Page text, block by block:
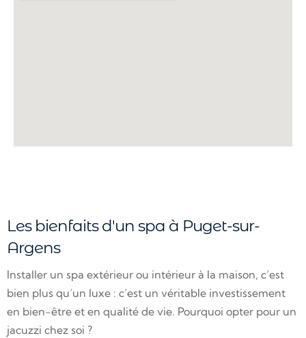
Les bienfaits d'un spa à Puget-sur-
Argens
Installer un spa extérieur ou intérieur à la maison, c’est
bien plus qu’un luxe : c’est un véritable investissement
en bien-être et en qualité de vie. Pourquoi opter pour un
jacuzzi chez soi ?